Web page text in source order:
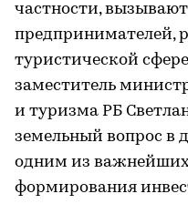
частности,
предпринимателей,
туристической
заместитель
и туризма РБ
земельный вопрос в
одним из
формирования